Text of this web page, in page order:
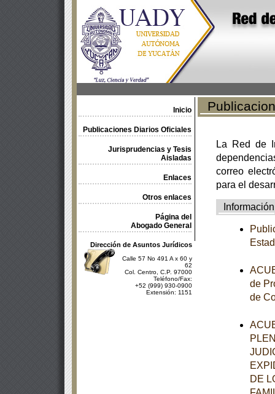
Inicio
Publicaciones Diarios Oficiales
Jurisprudencias y Tesis
Aisladas
Enlaces
Otros enlaces
Página del
Abogado General
Dirección de Asuntos Jurídicos
Calle 57 No 491 A x 60 y
62
Col. Centro, C.P. 97000
Teléfono/Fax:
+52 (999) 930-0900
Extensión: 1151
La Red de
correo
para el
Información
de
de
DE